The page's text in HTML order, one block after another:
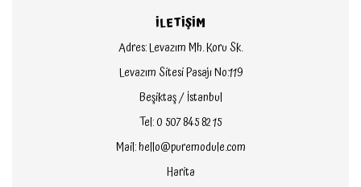
İLETİŞİM
Adres: Levazım Mh. Koru Sk.
Levazım Sitesi Pasajı No:119
Beşiktaş / İstanbul
Tel: 0 507 845 82 15
Mail: hello@puremodule.com
Harita